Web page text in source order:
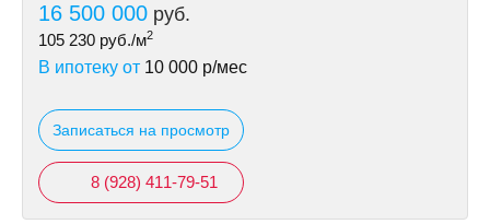
16 500 000 руб.
105 230 руб./м2
В ипотеку от 10 000 р/мес
Записаться на просмотр
8 (928) 411-79-51